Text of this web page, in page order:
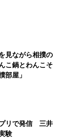
見ながら相撲の
こ鍋とわんこそ
部屋」
リで発信 三井
験